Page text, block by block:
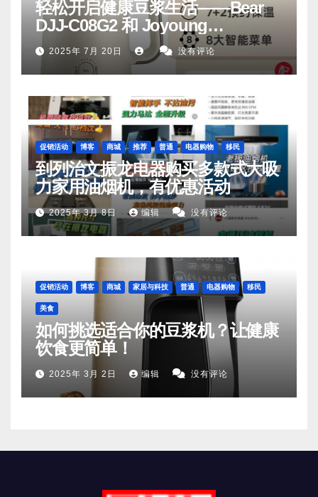
轻松开启健康豆浆生活——Bear
DJJ‑C08G2 和 Joyoung
DJ06M‑D53，你值得拥有
2025年 7月 20日 没有评论
促销活动 博客 商城 推荐 普通 电器购物 移民
到列治文振龙电器购买多款式大吸
力家用油烟机，有优惠活动
2025年 3月 8日 编辑 没有评论
促销活动 博客 商城 家居与科技 普通 电器购物 移民
美食
如何挑选适合你的豆浆机？让健康
饮食更简单！
2025年 3月 2日 编辑 没有评论